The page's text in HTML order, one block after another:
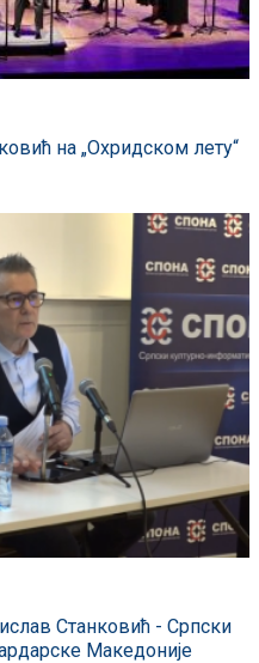
на „Охридском лету“
Станковић - Српски
Македоније